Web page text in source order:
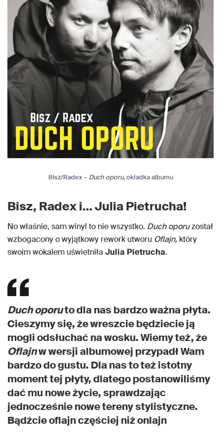
Bisz/Radex – Duch oporu, okładka albumu
Bisz, Radex i… Julia Pietrucha!
No właśnie, sam winyl to nie wszystko. Duch oporuzostał
wzbogacony o wyjątkowy rework utworu Oflajn, który
swoim wokalem uświetniłaJulia Pietrucha.
Duch oporuto dla nas bardzo ważna płyta.
Cieszymy się, że wreszcie będziecie ją
mogli odsłuchać na wosku. Wiemy też, że
Oflajnw wersji albumowej przypadł Wam
bardzo do gustu. Dla nas to też istotny
moment tej płyty, dlatego postanowiliśmy
dać mu nowe życie, sprawdzając
jednocześnie nowe tereny stylistyczne.
Bądźcie oflajn częściej niż onlajn